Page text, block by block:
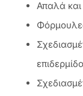
Απαλά και